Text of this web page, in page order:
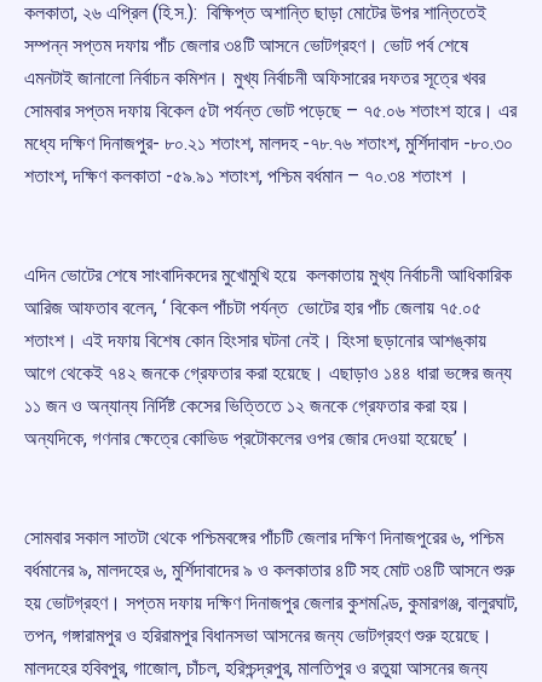
কলকাতা, ২৬ এপ্রিল (হি.স.): বিক্ষিপ্ত অশান্তি ছাড়া মোটের উপর শান্তিতেই
সম্পন্ন সপ্তম দফায় পাঁচ জেলার ৩৪টি আসনে ভোটগ্রহণ। ভোট পর্ব শেষে
এমনটাই জানালো নির্বাচন কমিশন। মুখ্য নির্বাচনী অফিসারের দফতর সূত্রে খবর
সোমবার সপ্তম দফায় বিকেল ৫টা পর্যন্ত ভোট পড়েছে – ৭৫.০৬ শতাংশ হারে। এর
মধ্যে দক্ষিণ দিনাজপুর- ৮০.২১ শতাংশ, মালদহ -৭৮.৭৬ শতাংশ, মুর্শিদাবাদ -৮০.৩০
শতাংশ, দক্ষিণ কলকাতা -৫৯.৯১ শতাংশ, পশ্চিম বর্ধমান – ৭০.৩৪ শতাংশ ।
এদিন ভোটের শেষে সাংবাদিকদের মুখোমুখি হয়ে কলকাতায় মুখ্য নির্বাচনী আধিকারিক
আরিজ আফতাব বলেন, ‘ বিকেল পাঁচটা পর্যন্ত ভোটের হার পাঁচ জেলায় ৭৫.০৫
শতাংশ। এই দফায় বিশেষ কোন হিংসার ঘটনা নেই। হিংসা ছড়ানোর আশঙ্কায়
আগে থেকেই ৭৪২ জনকে গ্রেফতার করা হয়েছে। এছাড়াও ১৪৪ ধারা ভঙ্গের জন্য
১১ জন ও অন্যান্য নির্দিষ্ট কেসের ভিত্তিতে ১২ জনকে গ্রেফতার করা হয়।
অন্যদিকে, গণনার ক্ষেত্রে কোভিড প্রটোকলের ওপর জোর দেওয়া হয়েছে’।
সোমবার সকাল সাতটা থেকে পশ্চিমবঙ্গের পাঁচটি জেলার দক্ষিণ দিনাজপুরের ৬, পশ্চিম
বর্ধমানের ৯, মালদহের ৬, মুর্শিদাবাদের ৯ ও কলকাতার ৪টি সহ মোট ৩৪টি আসনে শুরু
হয় ভোটগ্রহণ। সপ্তম দফায় দক্ষিণ দিনাজপুর জেলার কুশমণ্ডি, কুমারগঞ্জ, বালুরঘাট,
তপন, গঙ্গারামপুর ও হরিরামপুর বিধানসভা আসনের জন্য ভোটগ্রহণ শুরু হয়েছে।
মালদহের হবিবপুর, গাজোল, চাঁচল, হরিশ্চন্দ্রপুর, মালতিপুর ও রতুয়া আসনের জন্য